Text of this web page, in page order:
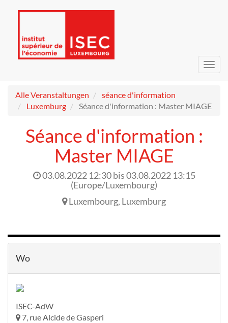
Alle Veranstaltungen
séance d'information
Luxemburg
Séance d'information : Master MIAGE
Séance d'information :
Master MIAGE
03.08.2022 12:30bis03.08.2022 13:15
(Europe/Luxembourg)
Luxembourg, Luxemburg
Wo
ISEC-AdW
7, rue Alcide de Gasperi